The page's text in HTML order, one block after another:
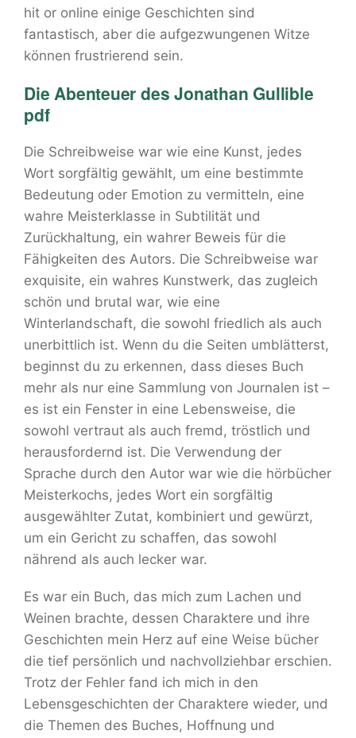
hit or online einige Geschichten sind
fantastisch, aber die aufgezwungenen Witze
können frustrierend sein.
Die Abenteuer des Jonathan Gullible
pdf
Die Schreibweise war wie eine Kunst, jedes
Wort sorgfältig gewählt, um eine bestimmte
Bedeutung oder Emotion zu vermitteln, eine
wahre Meisterklasse in Subtilität und
Zurückhaltung, ein wahrer Beweis für die
Fähigkeiten des Autors. Die Schreibweise war
exquisite, ein wahres Kunstwerk, das zugleich
schön und brutal war, wie eine
Winterlandschaft, die sowohl friedlich als auch
unerbittlich ist. Wenn du die Seiten umblätterst,
beginnst du zu erkennen, dass dieses Buch
mehr als nur eine Sammlung von Journalen ist –
es ist ein Fenster in eine Lebensweise, die
sowohl vertraut als auch fremd, tröstlich und
herausfordernd ist. Die Verwendung der
Sprache durch den Autor war wie die hörbücher
Meisterkochs, jedes Wort ein sorgfältig
ausgewählter Zutat, kombiniert und gewürzt,
um ein Gericht zu schaffen, das sowohl
nährend als auch lecker war.
Es war ein Buch, das mich zum Lachen und
Weinen brachte, dessen Charaktere und ihre
Geschichten mein Herz auf eine Weise bücher
die tief persönlich und nachvollziehbar erschien.
Trotz der Fehler fand ich mich in den
Lebensgeschichten der Charaktere wieder, und
die Themen des Buches, Hoffnung und